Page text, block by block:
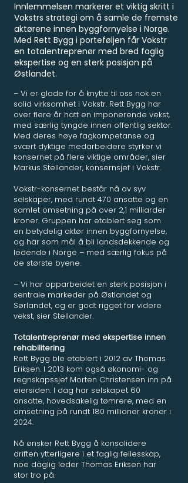
Innlemmelsen markerer et viktig skritt i
Vokstrs strategi om å samle de fremste
aktørene innen byggfornyelse i Norge.
Med Rett Bygg i porteføljen får Vokstr
en totalentreprenør med bred faglig
ekspertise og en sterk posisjon på
Østlandet.
– Vi er glade for å knytte til oss nok en
solid virksomhet i Vokstr. Rett Bygg har
over flere år hatt en imponerende vekst,
med særlig tyngde innen offentlig sektor.
Med deres høye fagkompetanse og
svært dyktige medarbeidere styrker vi
konsernet på flere viktige områder, sier
Markus Stellander, konsernsjef i Vokstr.
Vokstr-konsernet består nå av syv
selskaper, med rundt 470 ansatte og en
samlet omsetning på over 2,1 milliarder
kroner. Gruppen har etablert seg som
en betydelig aktør innen byggfornyelse,
og har som mål å bli landsdekkende og
ledende i Norge – med særlig fokus på
de største byene.
– Vi har opparbeidet en sterk posisjon i
sentrale markeder på Østlandet og
Sørlandet, og er godt rigget for videre
vekst, sier Stellander.
Totalentreprenør med ekspertise innen
rehabilitering
Rett Bygg ble etablert i 2012 av Thomas
Eriksen. I 2013 kom også økonomi- og
regnskapssjef Morten Christensen inn på
eiersiden. I dag har selskapet 60
ansatte, hovedsakelig tømrere, med en
omsetning på rundt 180 millioner kroner i
2024.
Nå ønsker Rett Bygg å konsolidere
driften ytterligere i et faglig fellesskap,
noe daglig leder Thomas Eriksen har
stor tro på.